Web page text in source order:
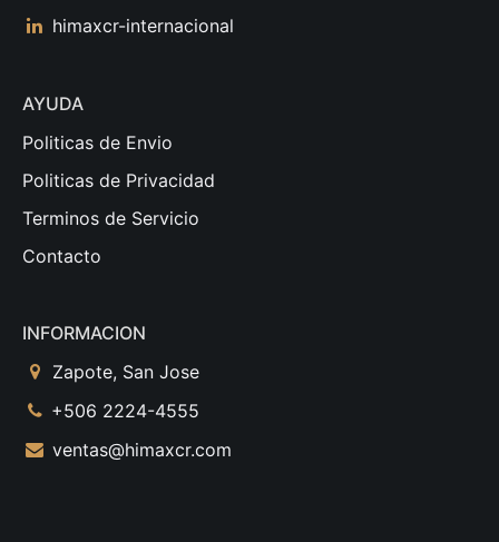
himaxcr-internacional
AYUDA
Politicas de Envio
Politicas de Privacidad
Terminos de Servicio
Contacto
INFORMACION
Zapote, San Jose
+506 2224-4555
ventas@himaxcr.com